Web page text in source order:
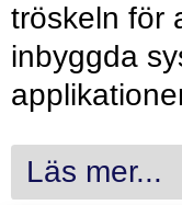
tröskeln för
inbyggda
Läs mer...